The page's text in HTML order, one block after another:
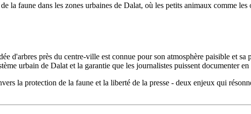
la faune dans les zones urbaines de Dalat, où les petits animaux comme
d'arbres près du centre-ville est connue pour son atmosphère paisible et
urbain de Dalat et la garantie que les journalistes puissent documenter
la protection de la faune et la liberté de la presse - deux enjeux qui